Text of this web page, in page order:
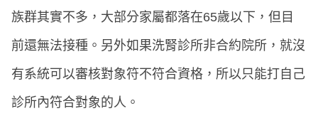
族群其實不多，大部分家屬都落在65歲以下，但目
前還無法接種。另外如果洗腎診所非合約院所，就沒
有系統可以審核對象符不符合資格，所以只能打自己
診所內符合對象的人。